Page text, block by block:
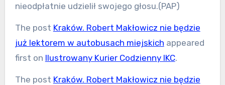
nieodpłatnie udzielił swojego głosu.(PAP)
The post Kraków. Robert Makłowicz nie będzie
już lektorem w autobusach miejskich appeared
first on Ilustrowany Kurier Codzienny IKC.
The post Kraków. Robert Makłowicz nie będzie